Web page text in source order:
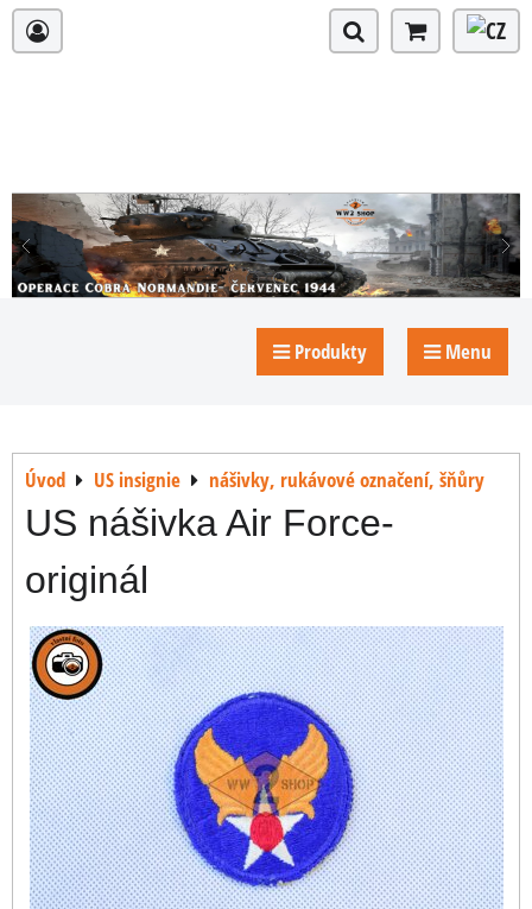
Produkty Menu
Úvod US insignie nášivky, rukávové označení, šňůry
US nášivka Air Force-
originál